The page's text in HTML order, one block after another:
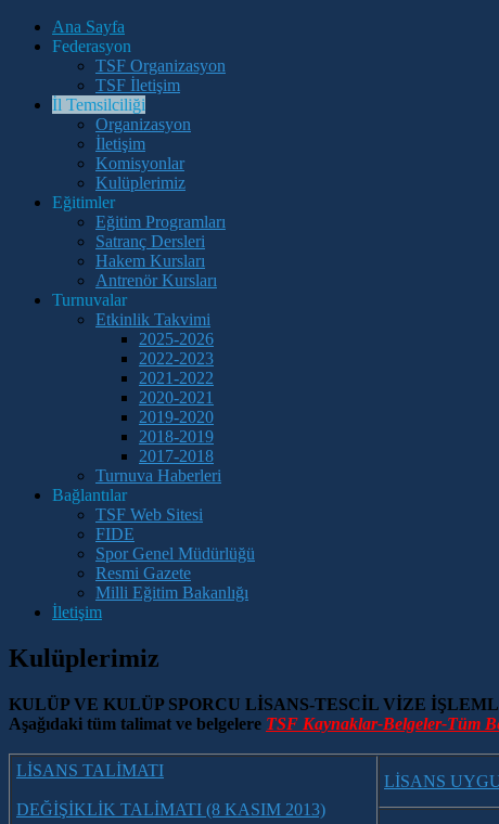
Ana Sayfa
Federasyon
TSF Organizasyon
TSF İletişim
İl Temsilciliği
Organizasyon
İletişim
Komisyonlar
Kulüplerimiz
Eğitimler
Eğitim Programları
Satranç Dersleri
Hakem Kursları
Antrenör Kursları
Turnuvalar
Etkinlik Takvimi
2025-2026
2022-2023
2021-2022
2020-2021
2019-2020
2018-2019
2017-2018
Turnuva Haberleri
Bağlantılar
TSF Web Sitesi
FIDE
Spor Genel Müdürlüğü
Resmi Gazete
Milli Eğitim Bakanlığı
İletişim
Kulüplerimiz
KULÜP VE KULÜP SPORCU LİSANS-TESCİL VİZE
Aşağıdaki tüm talimat ve belgelere TSF Kaynaklar-Belgeler-Tüm
LİSANS TALİMATI
DEĞİŞİKLİK TALİMATI (8 KASIM 2013)
LİSANS